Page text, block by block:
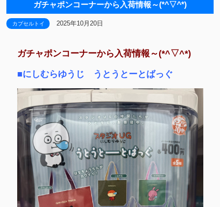
ガチャポンコーナーから入荷情報～(*^▽^*)
カプセルトイ 2025年10月20日
ガチャポンコーナーから入荷情報～(*^▽^*)
■にしむらゆうじ うとうとーとばっぐ